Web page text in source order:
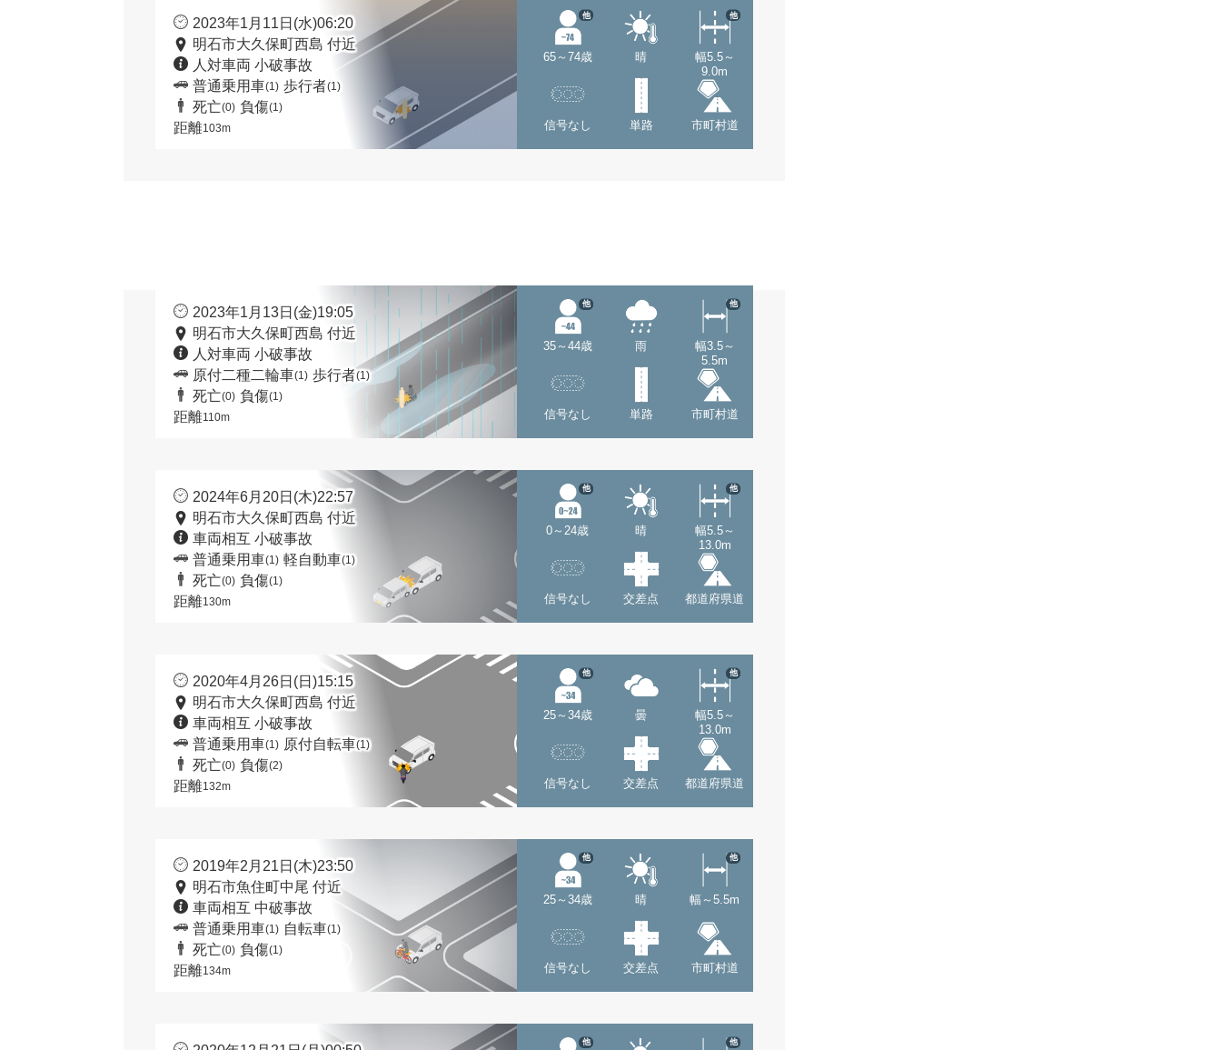
2023年1月11日(水)06:20
明石市大久保町西島 付近
人対車両 小破事故
普通乗用車(1) 歩行者(1)
死亡(0) 負傷(1)
距離103m
65～74歳
他
晴
幅5.5～
9.0m
他
信号なし 単路 市町村道
2023年1月13日(金)19:05
明石市大久保町西島 付近
人対車両 小破事故
原付二種二輪車(1) 歩行者(1)
死亡(0) 負傷(1)
距離110m
35～44歳
他
雨
幅3.5～
5.5m
他
信号なし 単路 市町村道
2024年6月20日(木)22:57
明石市大久保町西島 付近
車両相互 小破事故
普通乗用車(1) 軽自動車(1)
死亡(0) 負傷(1)
距離130m
0～24歳
他
晴
幅5.5～
13.0m
他
信号なし 交差点 都道府県道
2020年4月26日(日)15:15
明石市大久保町西島 付近
車両相互 小破事故
普通乗用車(1) 原付自転車(1)
死亡(0) 負傷(2)
距離132m
25～34歳
他
曇
幅5.5～
13.0m
他
信号なし 交差点 都道府県道
2019年2月21日(木)23:50
明石市魚住町中尾 付近
車両相互 中破事故
普通乗用車(1) 自転車(1)
死亡(0) 負傷(1)
距離134m
25～34歳
他
晴 幅～5.5m
他
信号なし 交差点 市町村道
他 他